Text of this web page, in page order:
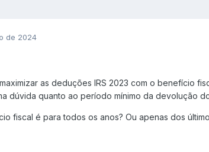
de 2024
as deduções IRS 2023 com o benefício
dúvida quanto ao período mínimo da devolução
fiscal é para todos os anos? Ou apenas dos